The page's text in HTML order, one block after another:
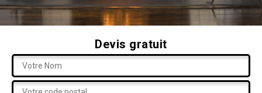
Devis gratuit